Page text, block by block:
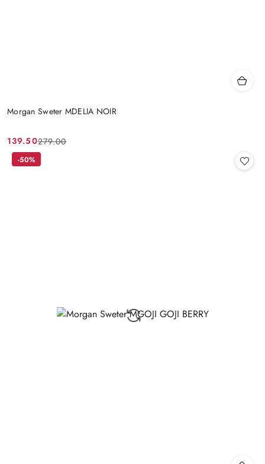
Morgan Sweter MDELIA NOIR
Cena
promocyjna:
139.50
Cena
przed
279.00
-50%